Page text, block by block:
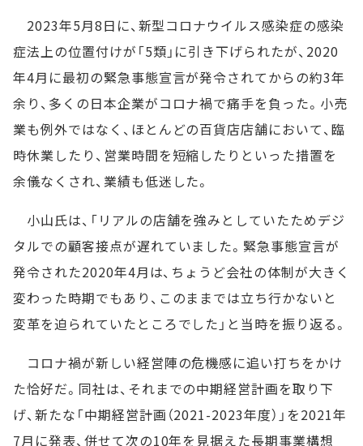
2023年5月8日に、新型コロナウイルス感染症の感染
症法上の位置付けが「5類」に引き下げられたが、2020
年4月に最初の緊急事態宣言が発令されてからの約3年
余り、多くの日本企業がコロナ禍で痛手を負った。小売
業も例外ではなく、ほとんどの百貨店店舗において、臨
時休業したり、営業時間を短縮したりといった措置を
余儀なくされ、業績も低迷した。
小山氏は、「リアルの店舗を強みとしていたためデジ
タルでの顧客接点が遅れていました。緊急事態宣言が
発令された2020年4月は、ちょうど会社の体制が大きく
変わった時期でもあり、このままでは立ち行かないと
変革を迫られていたところでした」と当時を振り返る。
コロナ禍が新しい経営陣の危機感に追い打ちをかけ
た恰好だ。同社は、それまでの中期経営計画を取り下
げ、新たな「中期経営計画（2021-2023年度）」を2021年
7月に発表、併せて次の10年を見据えた長期事業構想